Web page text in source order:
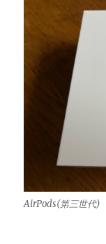
AirPods(第三世代)